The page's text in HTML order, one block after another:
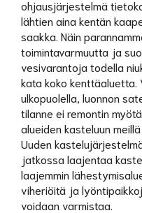
ohjausjärjestelmä
lähtien aina kentän
saakka. Näin
toimintavarmuutta ja
vesivarantoja todella
kata koko
ulkopuolella, luonnon
tilanne ei remontin
alueiden kasteluun
Uuden
jatkossa laajentaa
laajemmin
viheriöitä ja
voidaan varmistaa.